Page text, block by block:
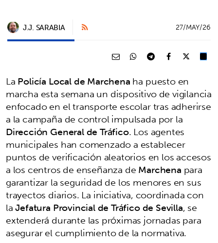
J.J. SARABIA 27/MAY/26
LaPolicía Local de Marchenaha puesto en
marcha esta semana un dispositivo de vigilancia
enfocado en el transporte escolar tras adherirse
a la campaña de control impulsada por la
Dirección General de Tráfico. Los agentes
municipales han comenzado a establecer
puntos de verificación aleatorios en los accesos
a los centros de enseñanza deMarchena para
garantizar la seguridad de los menores en sus
trayectos diarios. La iniciativa, coordinada con
laJefatura Provincial de Tráfico de Sevilla, se
extenderá durante las próximas jornadas para
asegurar el cumplimiento de la normativa.